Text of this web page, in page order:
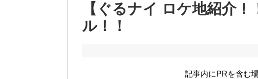
【ぐるナイ ロケ地紹介
ル！！
記事内にPRを含む